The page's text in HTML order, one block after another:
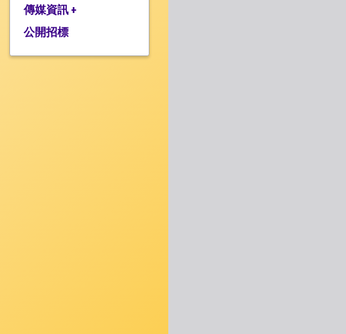
2024-2025年度報告
2024-2025年度計劃
學校設施
校服樣式
傳媒資訊 +
媒體報道
公開招標